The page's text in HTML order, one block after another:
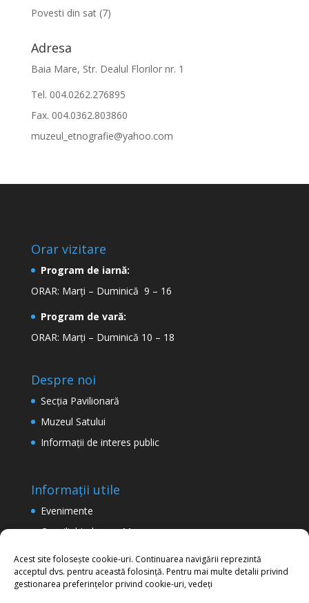
Acest site folosește cookie-uri. Continuarea navigării reprezintă
acceptul dvs. pentru această folosință. Pentru mai multe detalii privind
gestionarea preferințelor privind cookie-uri, vedeți
Povesti din sat(7)
Adresa
Baia Mare, Str. Dealul Florilor nr. 1
Tel. 004.0262.276895
Fax. 004.0362.803860
muzeul_etnografie@yahoo.com
Orar vizitare
Program de iarnă:
ORAR: Marți – Duminică 9 – 16
Program de vară:
ORAR: Marți – Duminică 10 – 18
Despre noi
Secţia Pavilionară
Muzeul Satului
Informaţii de interes public
Informații utile
Evenimente
Consiliul Județean Maramureș
Termeni şi condiţii de utilizare a site-ului
Politica de confidențialitate